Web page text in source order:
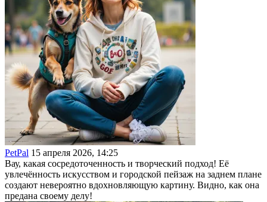
PetPal 15 апреля 2026, 14:25
Вау, какая сосредоточенность и творческий подход! Её
увлечённость искусством и городской пейзаж на заднем плане
создают невероятно вдохновляющую картину. Видно, как она
предана своему делу!